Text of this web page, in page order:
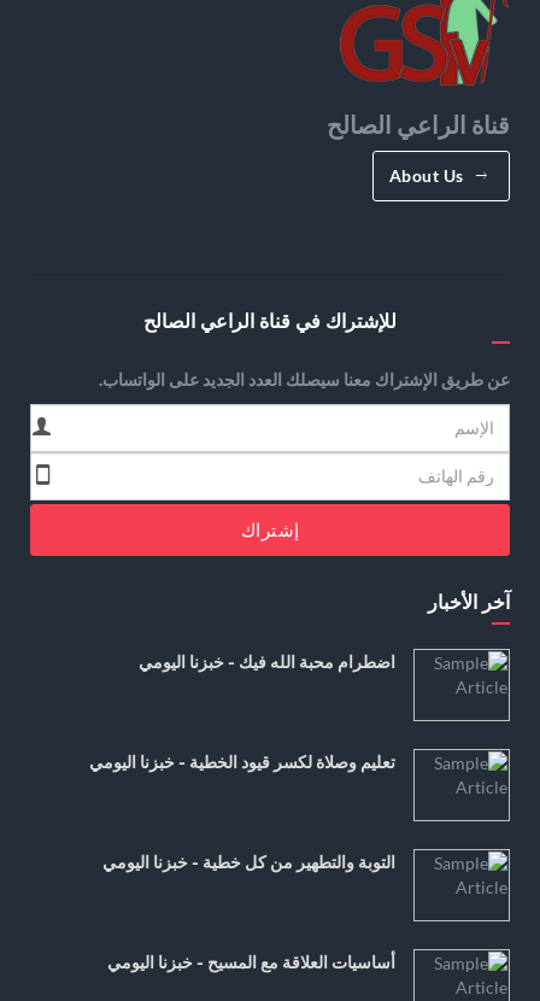
قناة الراعي الصالح
About Us
للإشتراك في قناة الراعي الصالح
عن طريق الإشتراك معنا سيصلك العدد الجديد على الواتساب.
إشتراك
آخر الأخبار
اضطرام محبة الله فيك - خبزنا اليومي
تعليم وصلاة لكسر قيود الخطية - خبزنا اليومي
التوبة والتطهير من كل خطية - خبزنا اليومي
أساسيات العلاقة مع المسيح - خبزنا اليومي